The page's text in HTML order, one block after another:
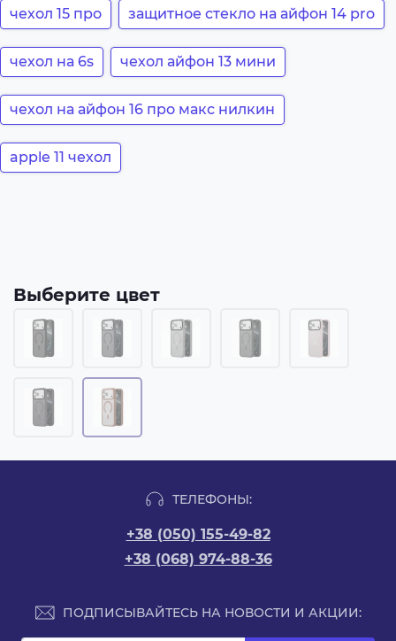
чехол 15 про защитное стекло на айфон 14 pro
чехол на 6s чехол айфон 13 мини
чехол на айфон 16 про макс нилкин
apple 11 чехол
Выберите цвет
ТЕЛЕФОНЫ:
+38 (050) 155-49-82
+38 (068) 974-88-36
ПОДПИСЫВАЙТЕСЬ НА НОВОСТИ И АКЦИИ: